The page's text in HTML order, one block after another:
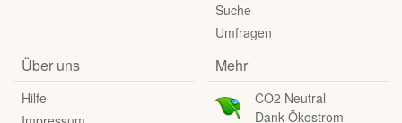
Suche
Umfragen
Über uns
Hilfe
Mehr
CO2 Neutral
Dank Ökostrom